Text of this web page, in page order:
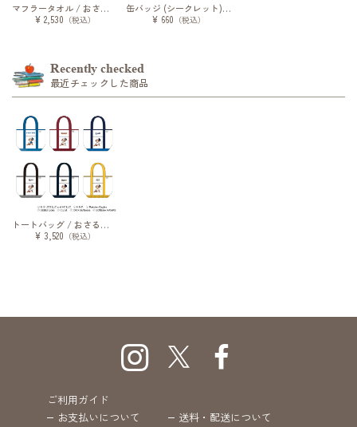
マフラータオル / おさるのジョージ / 2026
¥ 2,530 （税込）
缶バッジ (シークレット) / おさるのジョージ / 2026
¥ 660 （税込）
Recently checked
最近チェックした商品
トートバッグ / おさるのジョージ / 2026
¥ 3,520 （税込）
ご利用ガイド
お支払いについて
送料・配送について